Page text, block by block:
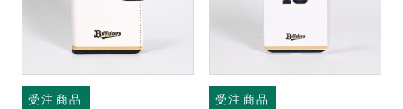
受注商品 受注商品